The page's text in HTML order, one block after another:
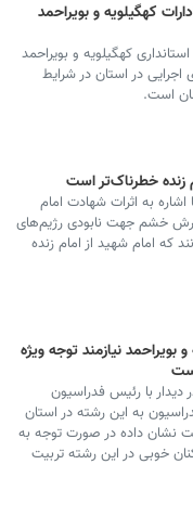
کهگیلویه و بویراحمد
کهگیلویه و بویراحمد
در استان در شرایط
زنده خطرناک‌تر است
اشاره به اثرات شهادت امام
خشم جهت نابودی رژیم‌های
که امام شهید از امام زنده
بویراحمد نیازمند توجه ویژه
دیدار با رئیس فدراسیون
به این رشته در استان
نشان داده در صورت توجه به
خوبی در این رشته تربیت